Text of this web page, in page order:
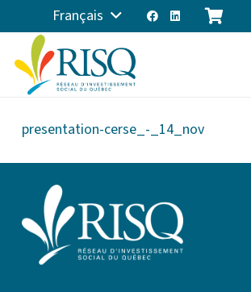
Français
presentation-cerse_-_14_nov